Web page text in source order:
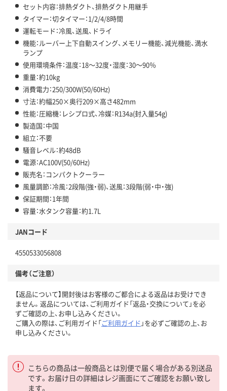
セット内容：排熱ダクト、排熱ダクト用継手
タイマー：切タイマー：1/2/4/8時間
運転モード：冷風、送風、ドライ
機能：ルーバー上下自動スイング、メモリー機能、減光機能、満水
ランプ
使用環境条件：温度：18～32度・湿度：30～90％
重量：約10kg
消費電力：250/300W(50/60Hz)
寸法：約幅250×奥行209×高さ482mm
性能：圧縮機：レシプロ式、冷媒：R134a(封入量54g)
製造国：中国
組立：不要
騒音レベル：約48dB
電源：AC100V(50/60Hz)
販売名：コンパクトクーラー
風量調節：冷風：2段階(強・弱)、送風：3段階(弱・中・強)
保証期間：1年間
容量：水タンク容量：約1.7L
JANコード
4550533056808
備考（ご注意）
【返品について】開封後はお客様のご都合による返品はお受けでき
ません。返品については、ご利用ガイド「返品・交換について」を必
ずご確認の上、お申し込みください。
ご購入の際は、ご利用ガイド「ご利用ガイド 」を必ずご確認の上、お
申し込みください。
こちらの商品は一般商品とは別便で届く場合がある別送品
です。お届け日の詳細はレジ画面にてご確認をお願い致し
ます。